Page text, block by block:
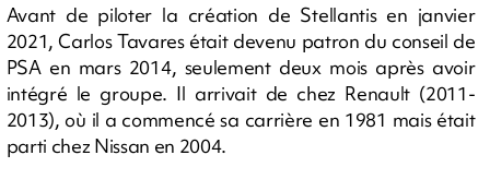
Avant de piloter la création de Stellantis en janvier
2021, Carlos Tavares était devenu patron du conseil de
PSA en mars 2014, seulement deux mois après avoir
intégré le groupe. Il arrivait de chez Renault (2011-
2013), où il a commencé sa carrière en 1981 mais était
parti chez Nissan en 2004.